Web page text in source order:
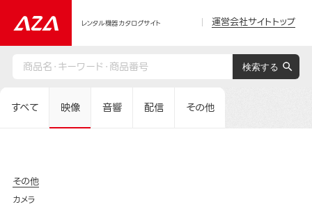
レンタル機器カタログサイト 運営会社サイトトップ
すべて 映像 音響 配信 その他
その他
カメラ